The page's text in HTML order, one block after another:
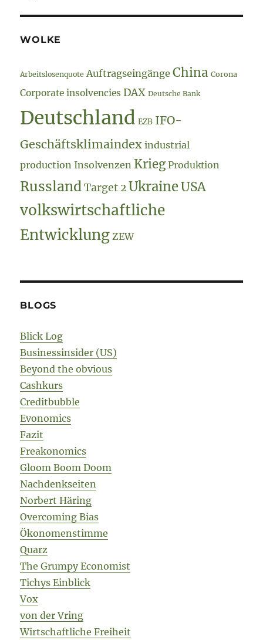
WOLKE
Arbeitslosenquote Auftragseingänge China Corona
Corporate insolvencies DAX Deutsche Bank
Deutschland EZB IFO-
Geschäftsklimaindex industrial
production Insolvenzen Krieg Produktion
Russland Target 2 Ukraine USA
volkswirtschaftliche
Entwicklung ZEW
BLOGS
Blick Log
Businessinsider (US)
Beyond the obvious
Cashkurs
Creditbubble
Evonomics
Fazit
Freakonomics
Gloom Boom Doom
Nachdenkseiten
Norbert Häring
Overcoming Bias
Ökonomenstimme
Quarz
The Grumpy Economist
Tichys Einblick
Vox
von der Vring
Wirtschaftliche Freiheit